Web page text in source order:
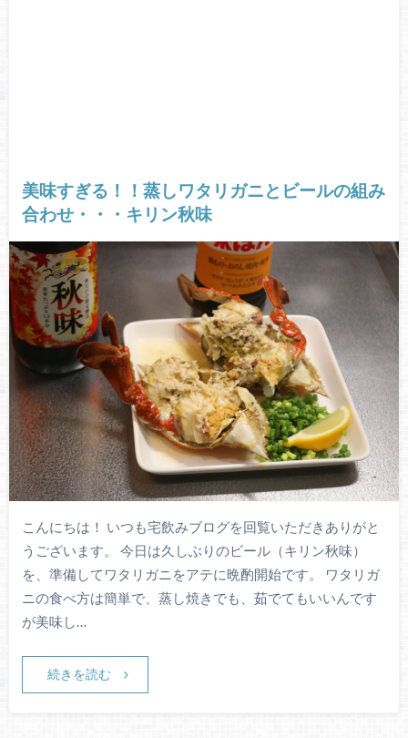
美味すぎる！！蒸しワタリガニとビールの組み
合わせ・・・キリン秋味
こんにちは！ いつも宅飲みブログを回覧いただきありがと
うございます。 今日は久しぶりのビール（キリン秋味）
を、準備してワタリガニをアテに晩酌開始です。 ワタリガ
ニの食べ方は簡単で、蒸し焼きでも、茹でてもいいんです
が美味し…
続きを読む